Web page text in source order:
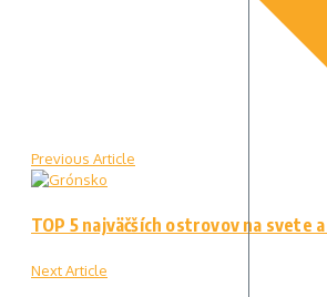
Previous Article
TOP 5 najväčších ostrovov na svete
Next Article